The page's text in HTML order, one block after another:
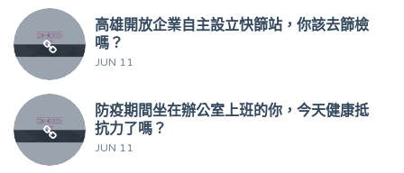
高雄開放企業自主設立快篩站，你該去篩檢
嗎？
JUN 11
防疫期間坐在辦公室上班的你，今天健康抵
抗力了嗎？
JUN 11